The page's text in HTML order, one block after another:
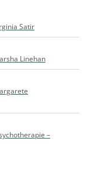
Satir
Linehan
–